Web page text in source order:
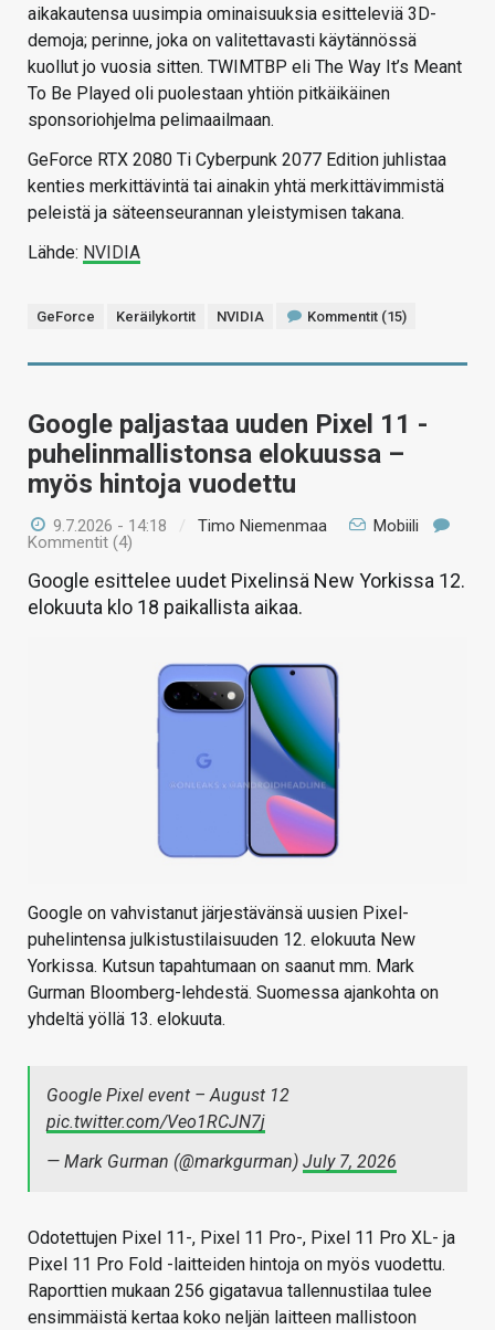
aikakautensa uusimpia ominaisuuksia esitteleviä 3D-
demoja; perinne, joka on valitettavasti käytännössä
kuollut jo vuosia sitten. TWIMTBP eli The Way It’s Meant
To Be Played oli puolestaan yhtiön pitkäikäinen
sponsoriohjelma pelimaailmaan.
GeForce RTX 2080 Ti Cyberpunk 2077 Edition juhlistaa
kenties merkittävintä tai ainakin yhtä merkittävimmistä
peleistä ja säteenseurannan yleistymisen takana.
Lähde: NVIDIA
GeForce Keräilykortit NVIDIA Kommentit (15)
Google paljastaa uuden Pixel 11 -
puhelinmallistonsa elokuussa –
myös hintoja vuodettu
9.7.2026 - 14:18 / Timo Niemenmaa
Mobiili
Kommentit (4)
Google esittelee uudet Pixelinsä New Yorkissa 12.
elokuuta klo 18 paikallista aikaa.
Google on vahvistanut järjestävänsä uusien Pixel-
puhelintensa julkistustilaisuuden 12. elokuuta New
Yorkissa. Kutsun tapahtumaan on saanut mm. Mark
Gurman Bloomberg-lehdestä. Suomessa ajankohta on
yhdeltä yöllä 13. elokuuta.
Google Pixel event – August 12
pic.twitter.com/Veo1RCJN7j
— Mark Gurman (@markgurman) July 7, 2026
Odotettujen Pixel 11-, Pixel 11 Pro-, Pixel 11 Pro XL- ja
Pixel 11 Pro Fold -laitteiden hintoja on myös vuodettu.
Raporttien mukaan 256 gigatavua tallennustilaa tulee
ensimmäistä kertaa koko neljän laitteen mallistoon